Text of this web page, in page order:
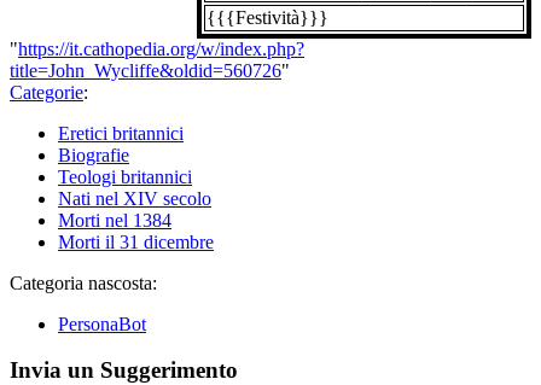
{{{Festività}}}
"https://it.cathopedia.org/w/index.php?
title=John_Wycliffe&oldid=560726"
Categorie:
Eretici britannici
Biografie
Teologi britannici
Nati nel XIV secolo
Morti nel 1384
Morti il 31 dicembre
Categoria nascosta:
PersonaBot
Invia un Suggerimento